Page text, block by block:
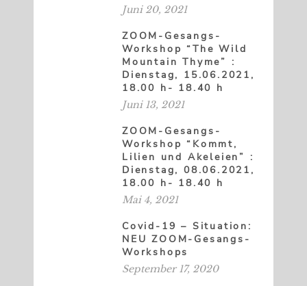
Juni 20, 2021
ZOOM-Gesangs-
Workshop “The Wild
Mountain Thyme” :
Dienstag, 15.06.2021,
18.00 h- 18.40 h
Juni 13, 2021
ZOOM-Gesangs-
Workshop “Kommt,
Lilien und Akeleien” :
Dienstag, 08.06.2021,
18.00 h- 18.40 h
Mai 4, 2021
Covid-19 – Situation:
NEU ZOOM-Gesangs-
Workshops
September 17, 2020